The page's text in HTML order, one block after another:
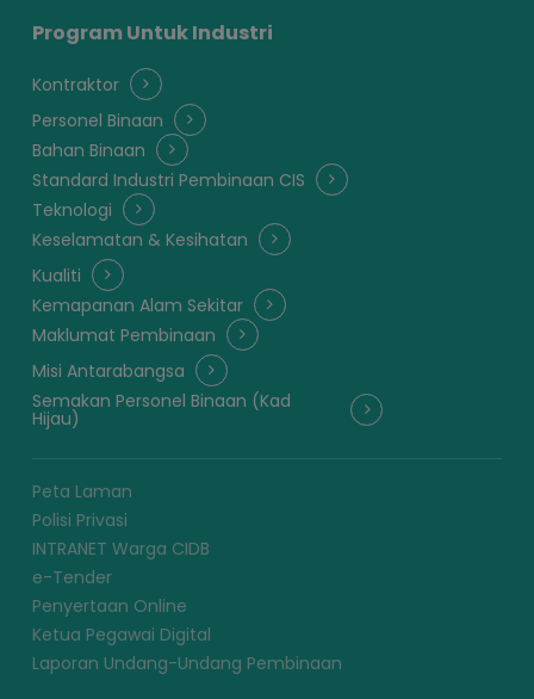
Program Untuk Industri
Kontraktor
Personel Binaan
Bahan Binaan
Standard Industri Pembinaan CIS
Teknologi
Keselamatan & Kesihatan
Kualiti
Kemapanan Alam Sekitar
Maklumat Pembinaan
Misi Antarabangsa
Semakan Personel Binaan (Kad
Hijau)
Peta Laman
Polisi Privasi
INTRANET Warga CIDB
e-Tender
Penyertaan Online
Ketua Pegawai Digital
Laporan Undang-Undang Pembinaan